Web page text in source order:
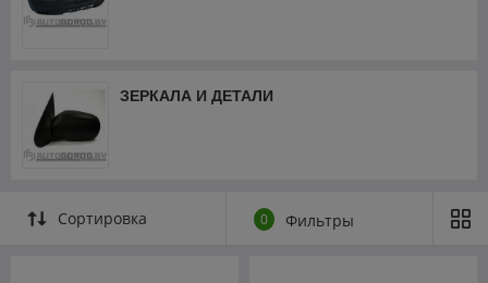
ЗЕРКАЛА И ДЕТАЛИ
Сортировка 0 Фильтры